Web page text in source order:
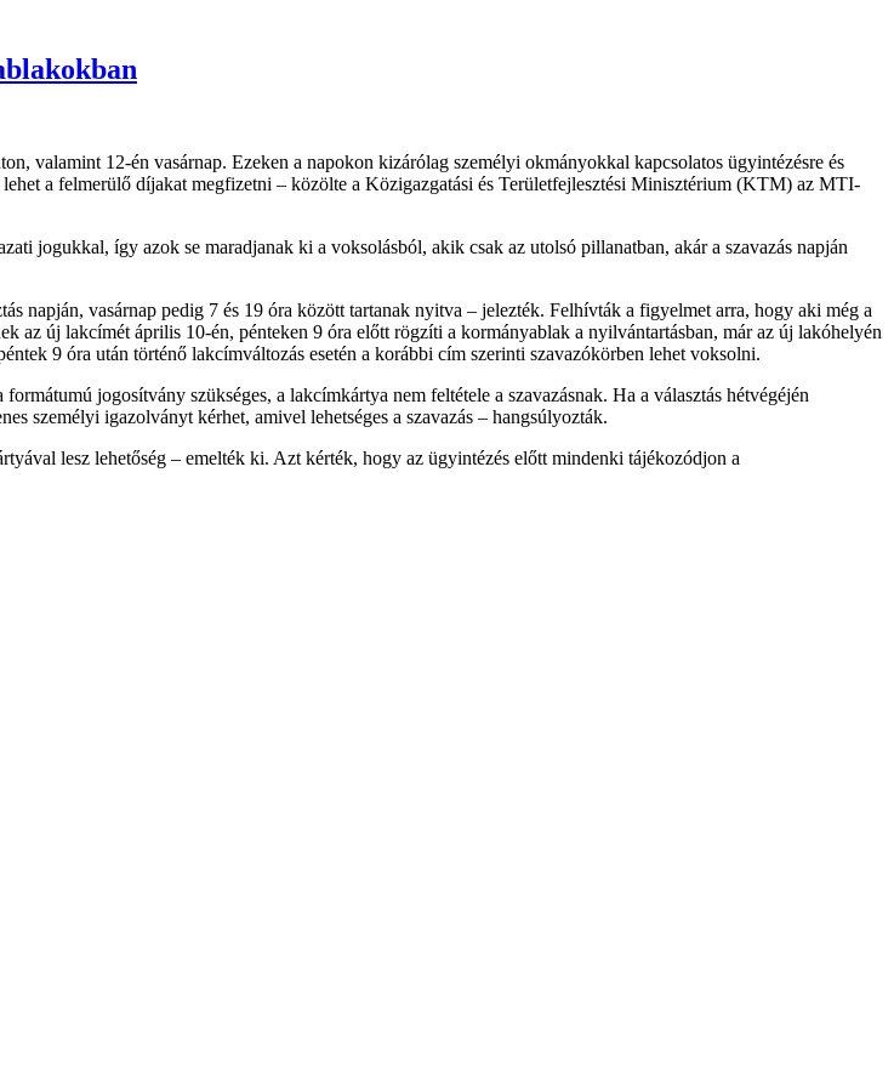
valamint 12-én vasárnap. Ezeken a napokon kizárólag személyi okmányokkal kapcsolatos ügyintézésre és
a felmerülő díjakat megfizetni – közölte a Közigazgatási és Területfejlesztési Minisztérium (KTM) az MTI-
jogukkal, így azok se maradjanak ki a voksolásból, akik csak az utolsó pillanatban, akár a szavazás napján
napján, vasárnap pedig 7 és 19 óra között tartanak nyitva – jelezték. Felhívták a figyelmet arra, hogy aki még a
az új lakcímét április 10-én, pénteken 9 óra előtt rögzíti a kormányablak a nyilvántartásban, már az új lakóhelyén
9 óra után történő lakcímváltozás esetén a korábbi cím szerinti szavazókörben lehet voksolni.
jogosítvány szükséges, a lakcímkártya nem feltétele a szavazásnak. Ha a választás hétvégéjén
személyi igazolványt kérhet, amivel lehetséges a szavazás – hangsúlyozták.
lesz lehetőség – emelték ki. Azt kérték, hogy az ügyintézés előtt mindenki tájékozódjon a